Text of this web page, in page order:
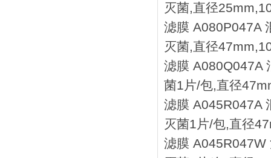
灭菌,直径
滤膜 A080P047A
灭菌,直径
滤膜 A080Q047A
菌1片/包,直径
滤膜 A045R047A
灭菌1片/包,直径
滤膜 A045R047W